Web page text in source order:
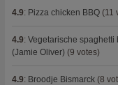
4.9: Pizza chicken BBQ (11
4.9: Vegetarische spaghetti
(Jamie Oliver) (9 votes)
4.9: Broodje Bismarck (8